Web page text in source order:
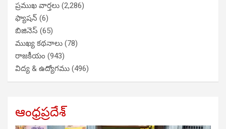
ప్రముఖ వార్తలు (2,286)
ఫ్యాషన్ (6)
బిజినెస్ (65)
ముఖ్య కథనాలు (78)
రాజకీయం (943)
విద్య & ఉద్యోగము (496)
ఆంధ్రప్రదేశ్